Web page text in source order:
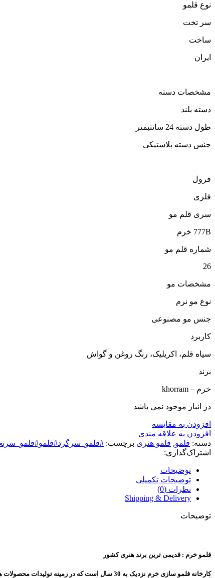
نوع قلمو
سر تخت
ساخت
ایران
مشخصات دسته
دسته بلند
طول دسته 24 سانتیمتر
جنس دسته پلاستیکی
فرول
فلزی
سری قلم مو
777B خرم
شماره قلم مو
26
مشخصات مو
نوع مو نرم
جنس مو مصنوعی
کاربرد
سیاه قلم، اکریلیک، رنگ روغن و گواش
برند
خرم – khorram
در انبار موجود نمی باشد
افزودن به مقایسه
افزودن به علاقه مندی
دسته: قلمو, قلمو‌ هنری برچسب:
اشتراک‌گذاری:
توضیحات
توضیحات تکمیلی
نظرات (0)
Shipping & Delivery
توضیحات
قلمو خرم : قدیمی ترین برند هنری کشور
کارخانه قلمو سازی خرم نزدیک به 30 سال است